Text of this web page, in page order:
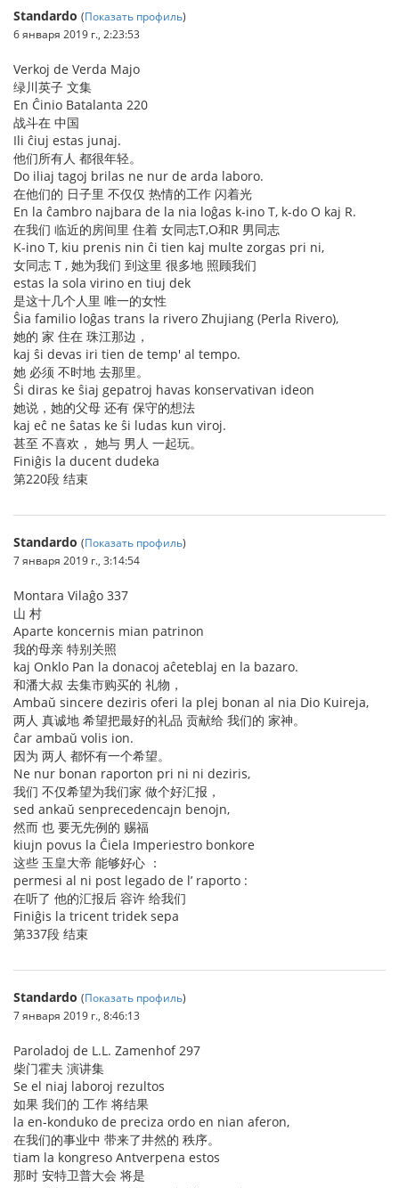
Standardo (Показать профиль)
6 января 2019 г., 2:23:53
Verkoj de Verda Majo
绿川英子 文集
En Ĉinio Batalanta 220
战斗在 中国
Ili ĉiuj estas junaj.
他们所有人 都很年轻。
Do iliaj tagoj brilas ne nur de arda laboro.
在他们的 日子里 不仅仅 热情的工作 闪着光
En la ĉambro najbara de la nia loĝas k-ino T, k-do O kaj R.
在我们 临近的房间里 住着 女同志T,O和R 男同志
K-ino T, kiu prenis nin ĉi tien kaj multe zorgas pri ni,
女同志 T , 她为我们 到这里 很多地 照顾我们
estas la sola virino en tiuj dek
是这十几个人里 唯一的女性
Ŝia familio loĝas trans la rivero Zhujiang (Perla Rivero),
她的 家 住在 珠江那边，
kaj ŝi devas iri tien de temp' al tempo.
她 必须 不时地 去那里。
Ŝi diras ke ŝiaj gepatroj havas konservativan ideon
她说，她的父母 还有 保守的想法
kaj eĉ ne ŝatas ke ŝi ludas kun viroj.
甚至 不喜欢， 她与 男人 一起玩。
Finiĝis la ducent dudeka
第220段 结束
Standardo (Показать профиль)
7 января 2019 г., 3:14:54
Montara Vilaĝo 337
山 村
Aparte koncernis mian patrinon
我的母亲 特别关照
kaj Onklo Pan la donacoj aĉeteblaj en la bazaro.
和潘大叔 去集市购买的 礼物，
Ambaŭ sincere deziris oferi la plej bonan al nia Dio Kuireja,
两人 真诚地 希望把最好的礼品 贡献给 我们的 家神。
ĉar ambaŭ volis ion.
因为 两人 都怀有一个希望。
Ne nur bonan raporton pri ni ni deziris,
我们 不仅希望为我们家 做个好汇报，
sed ankaŭ senprecedencajn benojn,
然而 也 要无先例的 赐福
kiujn povus la Ĉiela Imperiestro bonkore
这些 玉皇大帝 能够好心 ：
permesi al ni post legado de l’ raporto :
在听了 他的汇报后 容许 给我们
Finiĝis la tricent tridek sepa
第337段 结束
Standardo (Показать профиль)
7 января 2019 г., 8:46:13
Paroladoj de L.L. Zamenhof 297
柴门霍夫 演讲集
Se el niaj laboroj rezultos
如果 我们的 工作 将结果
la en-konduko de preciza ordo en nian aferon,
在我们的事业中 带来了井然的 秩序。
tiam la kongreso Antverpena estos
那时 安特卫普大会 将是